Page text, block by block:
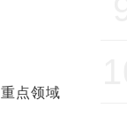
点领域